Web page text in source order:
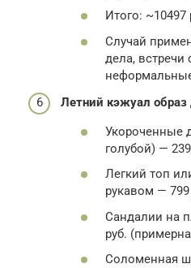
Итого: ~10497
Случай
дела, встречи
Летний кэжуал
Укороченные
голубой) —
Легкий топ
рукавом — 799
Сандалии на
руб.
Соломенная